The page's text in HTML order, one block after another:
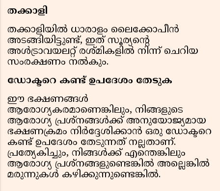
തക്കാളി
തക്കാളിയില്‍ ധാരാളം ലൈക്കോപീന്‍
അടങ്ങിയിട്ടുണ്ട്, ഇത് സൂര്യന്റെ
അള്‍ട്രാവയലറ്റ് രശ്മികളില്‍ നിന്ന് ചെറിയ
സംരക്ഷണം നല്‍കും.
ഡോക്ടറെ കണ്ട് ഉപദേശം തേടുക
ഈ ഭക്ഷണങ്ങൾ
ആരോഗ്യകരമാണെങ്കിലും, നിങ്ങളുടെ
ആരോഗ്യ പ്രശ്നങ്ങൾക്ക് അനുയോജ്യമായ
ഭക്ഷണക്രമം നിർദ്ദേശിക്കാൻ ഒരു ഡോക്ടറെ
കണ്ട് ഉപദേശം തേടുന്നത് നല്ലതാണ്.
പ്രത്യേകിച്ചും, നിങ്ങൾക്ക് എന്തെങ്കിലും
ആരോഗ്യ പ്രശ്നങ്ങളുണ്ടെങ്കിൽ അല്ലെങ്കിൽ
മരുന്നുകൾ കഴിക്കുന്നുണ്ടെങ്കിൽ.